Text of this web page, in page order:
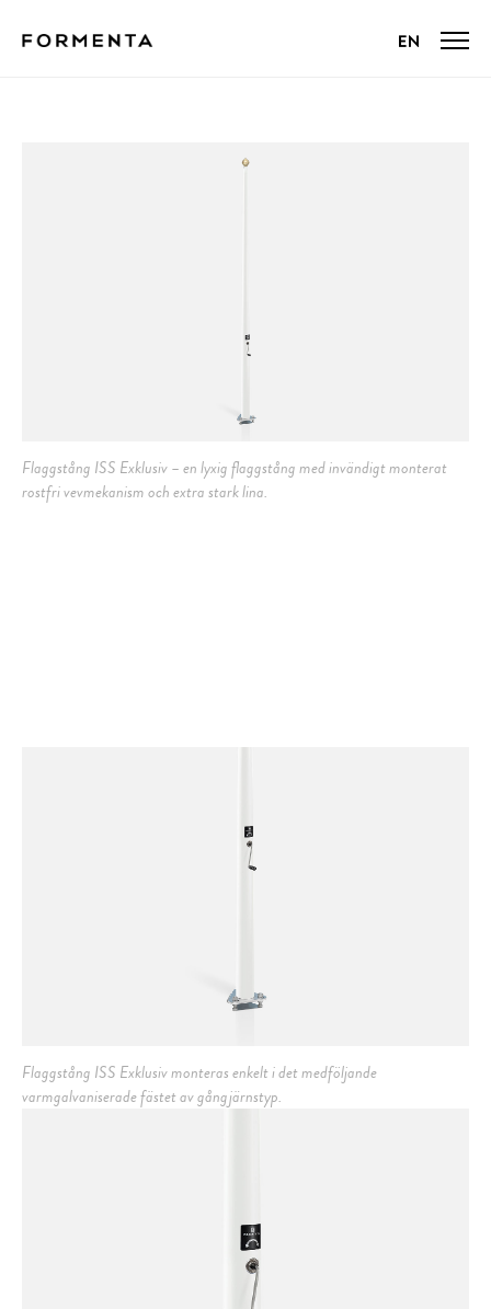
Flaggstång ISS Exklusiv – en lyxig flaggstång med invändigt monterat
rostfri vevmekanism och extra stark lina.
Flaggstång ISS Exklusiv monteras enkelt i det medföljande
varmgalvaniserade fästet av gångjärnstyp.